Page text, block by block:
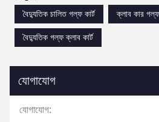
বৈদ্যুতিক চালিত গল্ফ কার্ট
ক্লাব কার গল্ফ
বৈদ্যুতিক গল্ফ ক্লাব কার্ট
যোগাযোগ
যোগাযোগ: